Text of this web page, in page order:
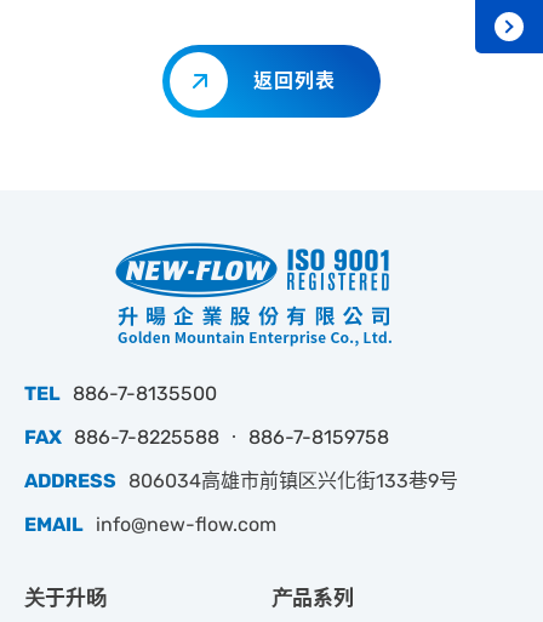
返回列表
TEL 886-7-8135500
FAX 886-7-8225588 ‧ 886-7-8159758
ADDRESS
806034高雄市前镇区兴化街133巷9号
EMAIL info@new-flow.com
关于升旸 产品系列